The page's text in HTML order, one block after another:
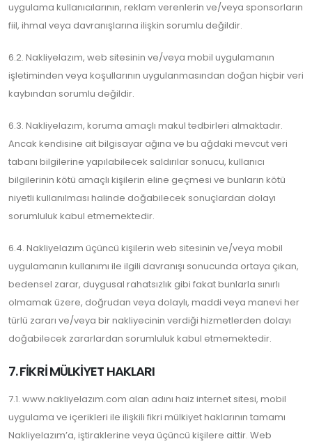
uygulama kullanıcılarının, reklam verenlerin ve/veya sponsorların
fiil, ihmal veya davranışlarına ilişkin sorumlu değildir.
6.2. Nakliyelazım, web sitesinin ve/veya mobil uygulamanın
işletiminden veya koşullarının uygulanmasından doğan hiçbir veri
kaybından sorumlu değildir.
6.3. Nakliyelazım, koruma amaçlı makul tedbirleri almaktadır.
Ancak kendisine ait bilgisayar ağına ve bu ağdaki mevcut veri
tabanı bilgilerine yapılabilecek saldırılar sonucu, kullanıcı
bilgilerinin kötü amaçlı kişilerin eline geçmesi ve bunların kötü
niyetli kullanılması halinde doğabilecek sonuçlardan dolayı
sorumluluk kabul etmemektedir.
6.4. Nakliyelazım üçüncü kişilerin web sitesinin ve/veya mobil
uygulamanın kullanımı ile ilgili davranışı sonucunda ortaya çıkan,
bedensel zarar, duygusal rahatsızlık gibi fakat bunlarla sınırlı
olmamak üzere, doğrudan veya dolaylı, maddi veya manevi her
türlü zararı ve/veya bir nakliyecinin verdiği hizmetlerden dolayı
doğabilecek zararlardan sorumluluk kabul etmemektedir.
7. FİKRİ MÜLKİYET HAKLARI
7.1. www.nakliyelazım.com alan adını haiz internet sitesi, mobil
uygulama ve içerikleri ile ilişkili fikri mülkiyet haklarının tamamı
Nakliyelazım’a, iştiraklerine veya üçüncü kişilere aittir. Web